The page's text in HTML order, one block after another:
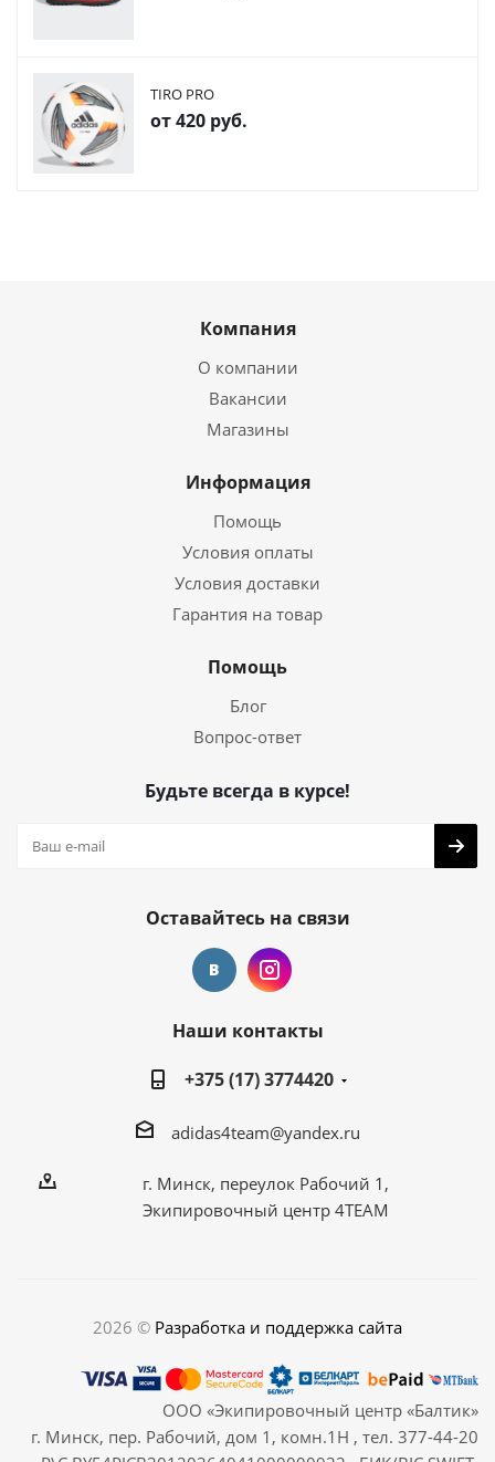
TIRO PRO
от420 руб.
Компания
О компании
Вакансии
Магазины
Информация
Помощь
Условия оплаты
Условия доставки
Гарантия на товар
Помощь
Блог
Вопрос-ответ
Будьте всегда в курсе!
Оставайтесь на связи
Наши контакты
+375 (17) 3774420
adidas4team@yandex.ru
г. Минск, переулок Рабочий 1,
Экипировочный центр 4TEAM
2026 © Разработка и поддержка сайта
ООО «Экипировочный центр «Балтик»
г. Минск, пер. Рабочий, дом 1, комн.1Н , тел. 377-44-20